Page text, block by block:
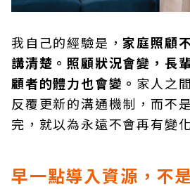
我自己的經驗是，家庭照顧
講清楚。照顧狀況會變，長
顧者的體力也會變。 家人之
反覆更新的溝通機制，而不
完，就以為永遠不會再有變
早一點導入資源，不